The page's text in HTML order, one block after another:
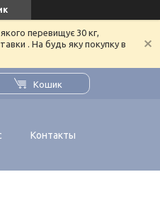
перевищує 30 кг,
. На будь яку покупку в
Кошик
Контакты